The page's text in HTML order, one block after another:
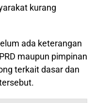
kurang
ada keterangan
maupun pimpinan
terkait dasar dan